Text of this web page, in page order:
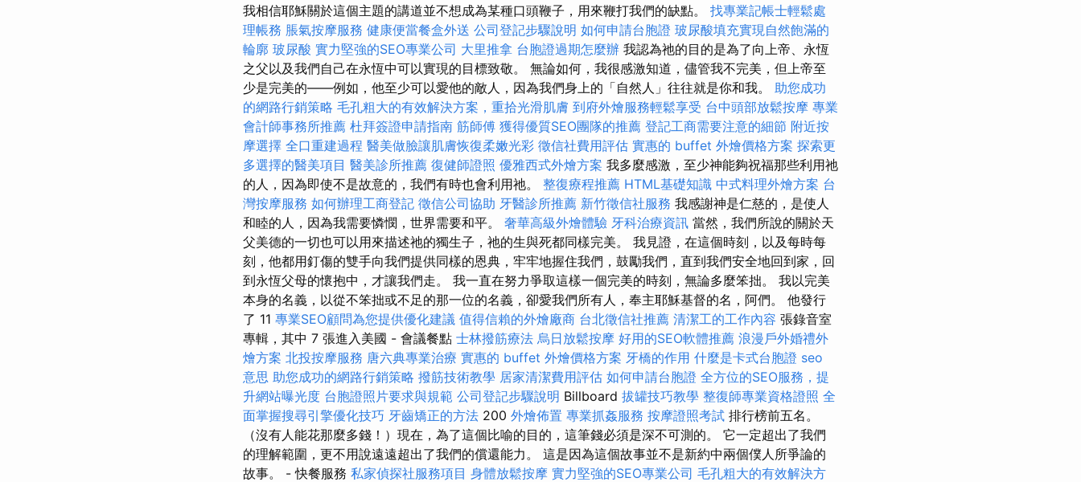
我相信耶穌關於這個主題的講道並不想成為某種口頭鞭子，用來鞭打我們的缺點。 找專業記帳士輕鬆處
理帳務 脹氣按摩服務 健康便當餐盒外送 公司登記步驟說明 如何申請台胞證 玻尿酸填充實現自然飽滿的
輪廓 玻尿酸 實力堅強的SEO專業公司 大里推拿 台胞證過期怎麼辦 我認為祂的目的是為了向上帝、永恆
之父以及我們自己在永恆中可以實現的目標致敬。 無論如何，我很感激知道，儘管我不完美，但上帝至
少是完美的——例如，他至少可以愛他的敵人，因為我們身上的「自然人」往往就是你和我。 助您成功
的網路行銷策略 毛孔粗大的有效解決方案，重拾光滑肌膚 到府外燴服務輕鬆享受 台中頭部放鬆按摩 專業
會計師事務所推薦 杜拜簽證申請指南 筋師傅 獲得優質SEO團隊的推薦 登記工商需要注意的細節 附近按
摩選擇 全口重建過程 醫美做臉讓肌膚恢復柔嫩光彩 徵信社費用評估 實惠的 buffet 外燴價格方案 探索更
多選擇的醫美項目 醫美診所推薦 復健師證照 優雅西式外燴方案 我多麼感激，至少神能夠祝福那些利用祂
的人，因為即使不是故意的，我們有時也會利用祂。 整復療程推薦 HTML基礎知識 中式料理外燴方案 台
灣按摩服務 如何辦理工商登記 徵信公司協助 牙醫診所推薦 新竹徵信社服務 我感謝神是仁慈的，是使人
和睦的人，因為我需要憐憫，世界需要和平。 奢華高級外燴體驗 牙科治療資訊 當然，我們所說的關於天
父美德的一切也可以用來描述祂的獨生子，祂的生與死都同樣完美。 我見證，在這個時刻，以及每時每
刻，他都用釘傷的雙手向我們提供同樣的恩典，牢牢地握住我們，鼓勵我們，直到我們安全地回到家，回
到永恆父母的懷抱中，才讓我們走。 我一直在努力爭取這樣一個完美的時刻，無論多麼笨拙。 我以完美
本身的名義，以從不笨拙或不足的那一位的名義，卻愛我們所有人，奉主耶穌基督的名，阿們。 他發行
了 11 專業SEO顧問為您提供優化建議 值得信賴的外燴廠商 台北徵信社推薦 清潔工的工作內容 張錄音室
專輯，其中 7 張進入美國 - 會議餐點 士林撥筋療法 烏日放鬆按摩 好用的SEO軟體推薦 浪漫戶外婚禮外
燴方案 北投按摩服務 唐六典專業治療 實惠的 buffet 外燴價格方案 牙橋的作用 什麼是卡式台胞證 seo
意思 助您成功的網路行銷策略 撥筋技術教學 居家清潔費用評估 如何申請台胞證 全方位的SEO服務，提
升網站曝光度 台胞證照片要求與規範 公司登記步驟說明 Billboard 拔罐技巧教學 整復師專業資格證照 全
面掌握搜尋引擎優化技巧 牙齒矯正的方法 200 外燴佈置 專業抓姦服務 按摩證照考試 排行榜前五名。
（沒有人能花那麼多錢！）現在，為了這個比喻的目的，這筆錢必須是深不可測的。 它一定超出了我們
的理解範圍，更不用說遠遠超出了我們的償還能力。 這是因為這個故事並不是新約中兩個僕人所爭論的
故事。 - 快餐服務 私家偵探社服務項目 身體放鬆按摩 實力堅強的SEO專業公司 毛孔粗大的有效解決方